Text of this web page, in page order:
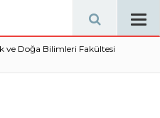
ve Doğa Bilimleri Fakültesi